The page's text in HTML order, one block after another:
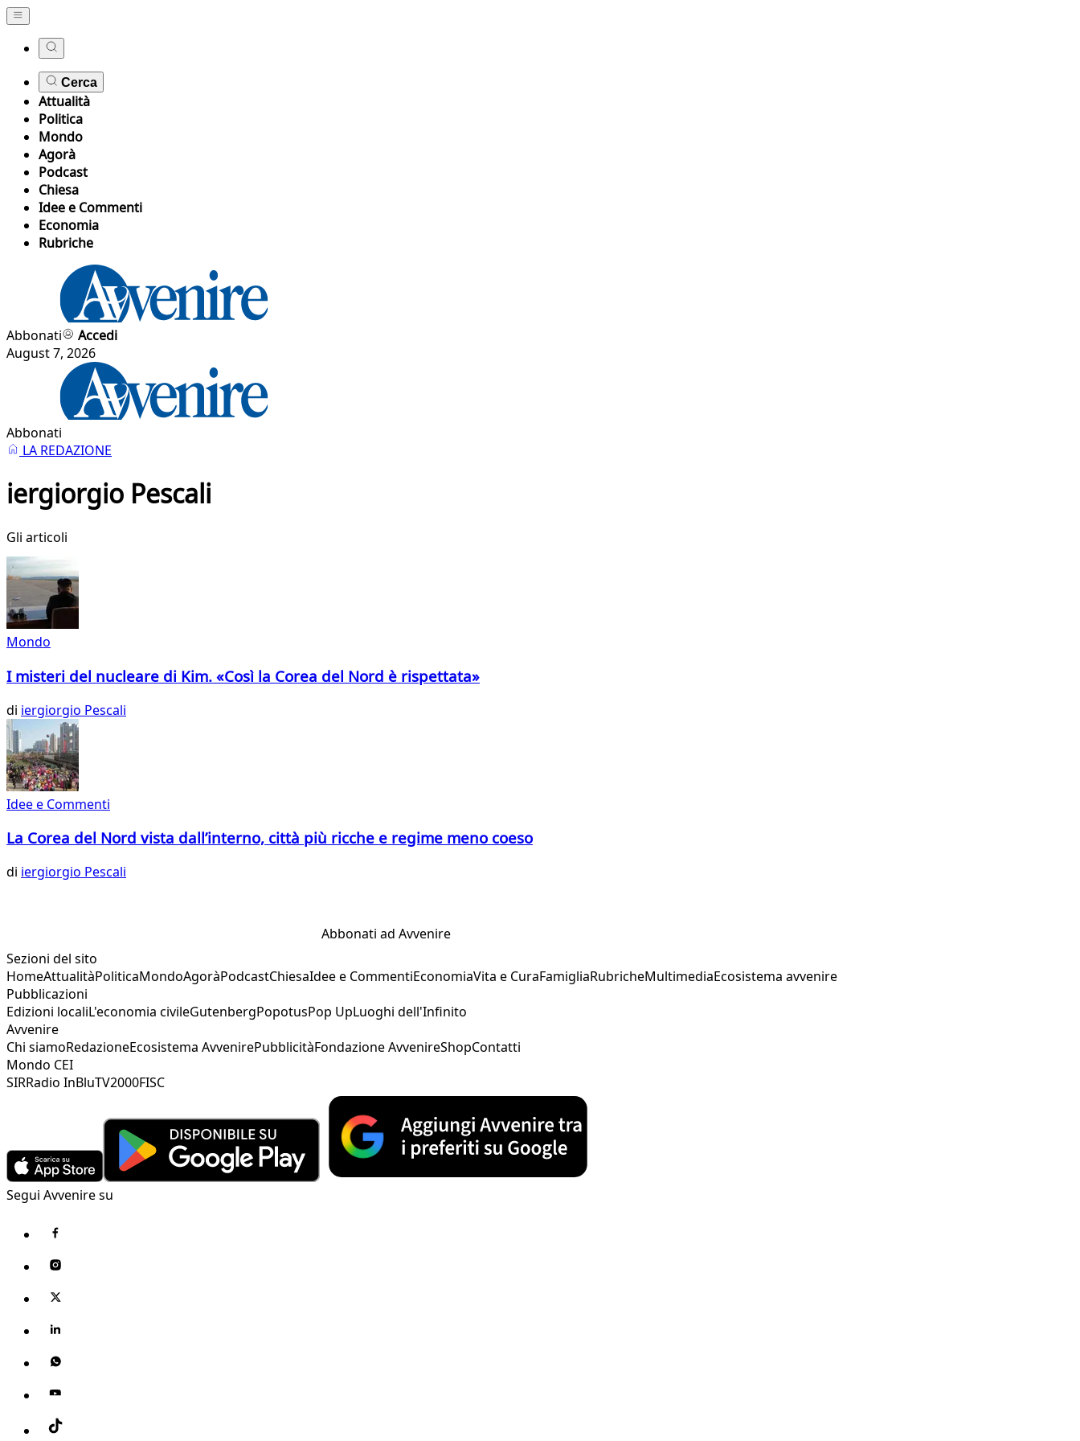
Cerca
Attualità
Politica
Mondo
Agorà
Podcast
Chiesa
Idee e Commenti
Economia
Rubriche
Abbonati
Accedi
August 7, 2026
Abbonati
LA REDAZIONE
iergiorgio Pescali
Gli articoli
Mondo
I misteri del nucleare di Kim. «Così la Corea del Nord è rispettata»
di iergiorgio Pescali
Idee e Commenti
La Corea del Nord vista dall’interno, città più ricche e regime meno coeso
di iergiorgio Pescali
Abbonati ad Avvenire
Sezioni del sito
HomeAttualitàPoliticaMondoAgoràPodcastChiesaIdee e CommentiEconomiaVita e CuraFamigliaRubricheMultimediaEcosistema avvenire
Pubblicazioni
Edizioni localiL'economia civileGutenbergPopotusPop UpLuoghi dell'Infinito
Avvenire
Chi siamoRedazioneEcosistema AvvenirePubblicitàFondazione AvvenireShopContatti
Mondo CEI
SIRRadio InBluTV2000FISC
Segui Avvenire su